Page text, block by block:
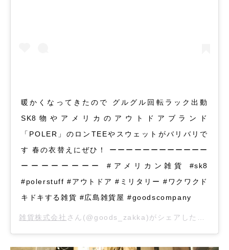
暖かくなってきたので グルグル回転ラック出動
SK8物やアメリカのアウトドアブランド
「POLER」のロンTEEやスウェットがバリバリで
す 春の衣替えにぜひ！ ーーーーーーーーーーーー
ーーーーーーーー #アメリカン雑貨 #sk8
#polerstuff #アウトドア #ミリタリー #ワクワクド
キドキする雑貨 #広島雑貨屋 #goodscompany
雑貨株式会社 さん(@goods_zakka)がシェアした投稿 –